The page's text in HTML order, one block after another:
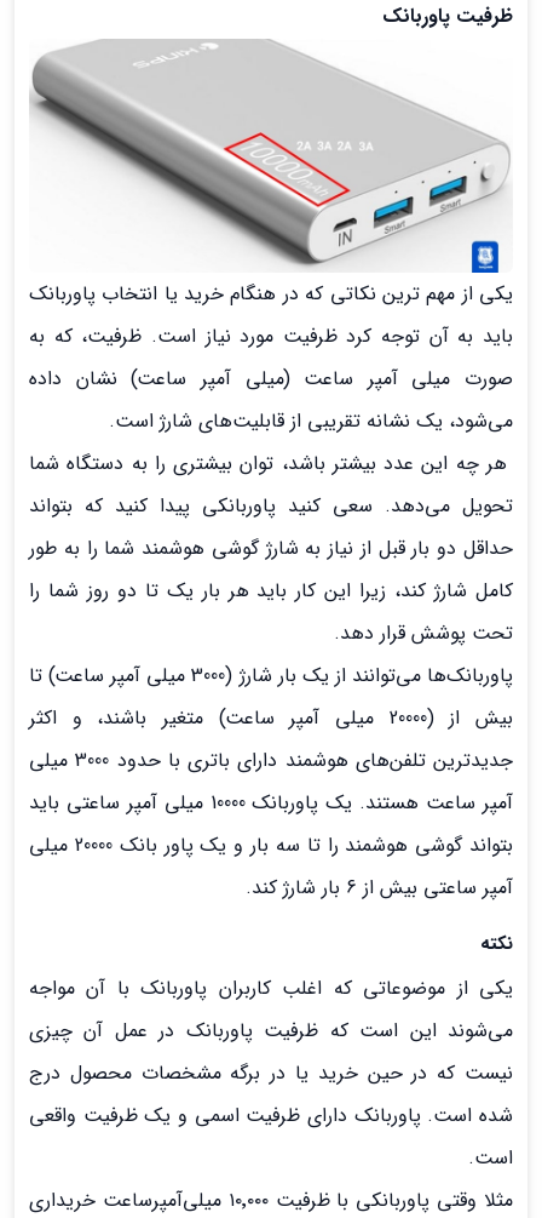
ظرفیت پاوربانک
یکی از مهم ترین نکاتی که در هنگام خرید یا انتخاب پاوربانک
باید به آن توجه کرد ظرفیت مورد نیاز است. ظرفیت، که به
صورت میلی آمپر ساعت (میلی آمپر ساعت) نشان داده
می‌شود، یک نشانه تقریبی از قابلیت‌های شارژ است.
هر چه این عدد بیشتر باشد، توان بیشتری را به دستگاه شما
تحویل می‌دهد. سعی کنید پاوربانکی پیدا کنید که بتواند
حداقل دو بار قبل از نیاز به شارژ گوشی هوشمند شما را به طور
کامل شارژ کند، زیرا این کار باید هر بار یک تا دو روز شما را
تحت پوشش قرار دهد.
پاوربانک‌ها می‌توانند از یک بار شارژ (3000 میلی آمپر ساعت) تا
بیش از (20000 میلی آمپر ساعت) متغیر باشند، و اکثر
جدیدترین تلفن‌های هوشمند دارای باتری با حدود 3000 میلی
آمپر ساعت هستند. یک پاوربانک 10000 میلی آمپر ساعتی باید
بتواند گوشی هوشمند را تا سه بار و یک پاور بانک 20000 میلی
آمپر ساعتی بیش از 6 بار شارژ کند.
نکته
یکی از موضوعاتی که اغلب کاربران پاوربانک با آن مواجه
می‌شوند این است که ظرفیت پاوربانک در عمل آن‌ چیزی
نیست که در حین خرید یا در برگه مشخصات محصول درج
شده است. پاوربانک دارای ظرفیت اسمی و یک ظرفیت واقعی
است.
مثلا وقتی پاوربانکی با ظرفیت ۱۰٬۰۰۰ میلی‌آمپرساعت خریداری